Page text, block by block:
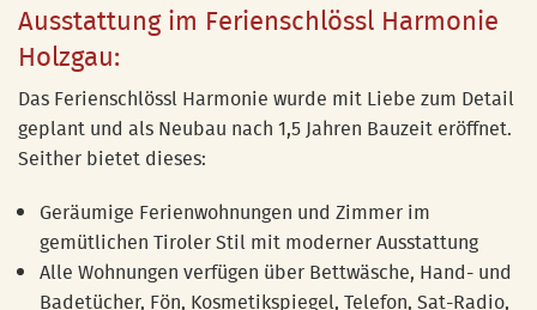
Ausstattung im Ferienschlössl Harmonie
Holzgau:
Das Ferienschlössl Harmonie wurde mit Liebe zum Detail
geplant und als Neubau nach 1,5 Jahren Bauzeit eröffnet.
Seither bietet dieses:
Geräumige Ferienwohnungen und Zimmer im
gemütlichen Tiroler Stil mit moderner Ausstattung
Alle Wohnungen verfügen über Bettwäsche, Hand- und
Badetücher, Fön, Kosmetikspiegel, Telefon, Sat-Radio,